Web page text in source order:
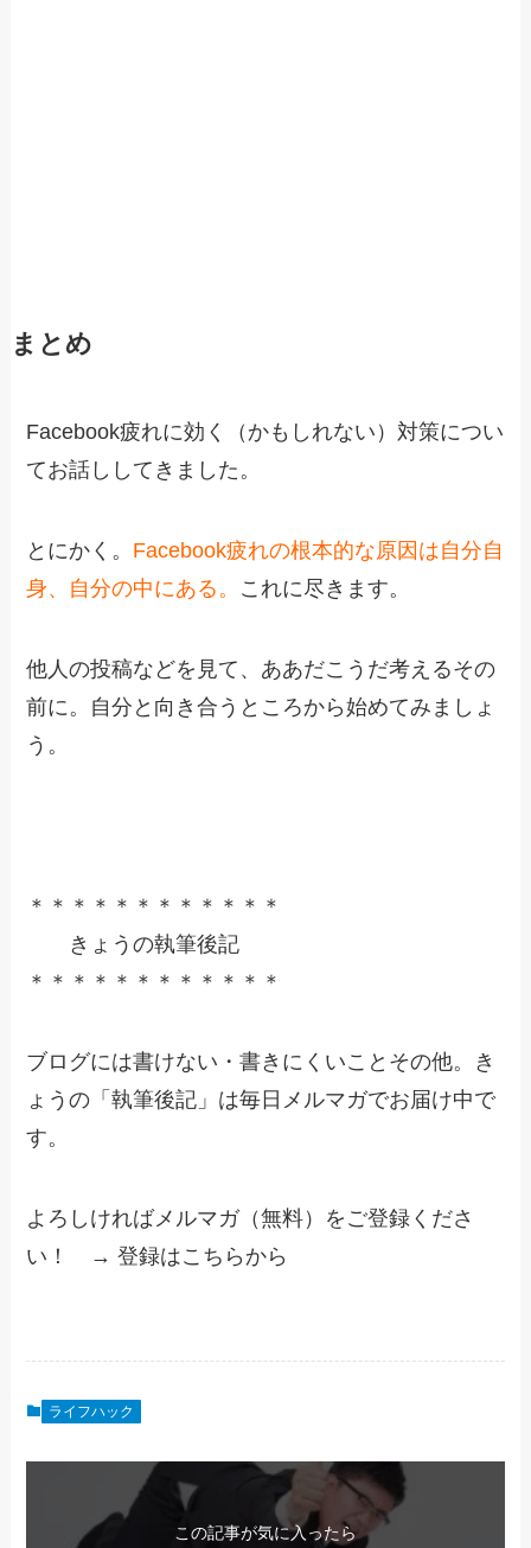
まとめ
Facebook疲れに効く（かもしれない）対策につい
てお話ししてきました。
とにかく。 Facebook疲れの根本的な原因は自分自
身、自分の中にある。 これに尽きます。
他人の投稿などを見て、ああだこうだ考えるその
前に。自分と向き合うところから始めてみましょ
う。
＊＊＊＊＊＊＊＊＊＊＊＊
きょうの執筆後記
＊＊＊＊＊＊＊＊＊＊＊＊
ブログには書けない・書きにくいことその他。き
ょうの「執筆後記」は毎日メルマガでお届け中で
す。
よろしければメルマガ（無料）をご登録くださ
い！ → 登録はこちらから
ライフハック
この記事が気に入ったら